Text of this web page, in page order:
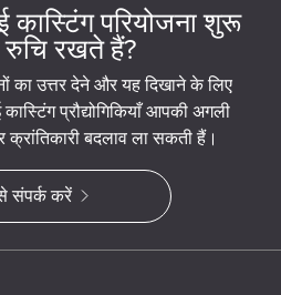
कास्टिंग परियोजना शुरू
रखते हैं?
का उत्तर देने और यह दिखाने के लिए
प्रौद्योगिकियाँ आपकी अगली
क्रांतिकारी बदलाव ला सकती हैं।
संपर्क करें